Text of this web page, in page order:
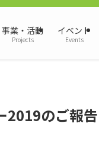
事業・活動
Projects
イベント
Events
2019のご報告